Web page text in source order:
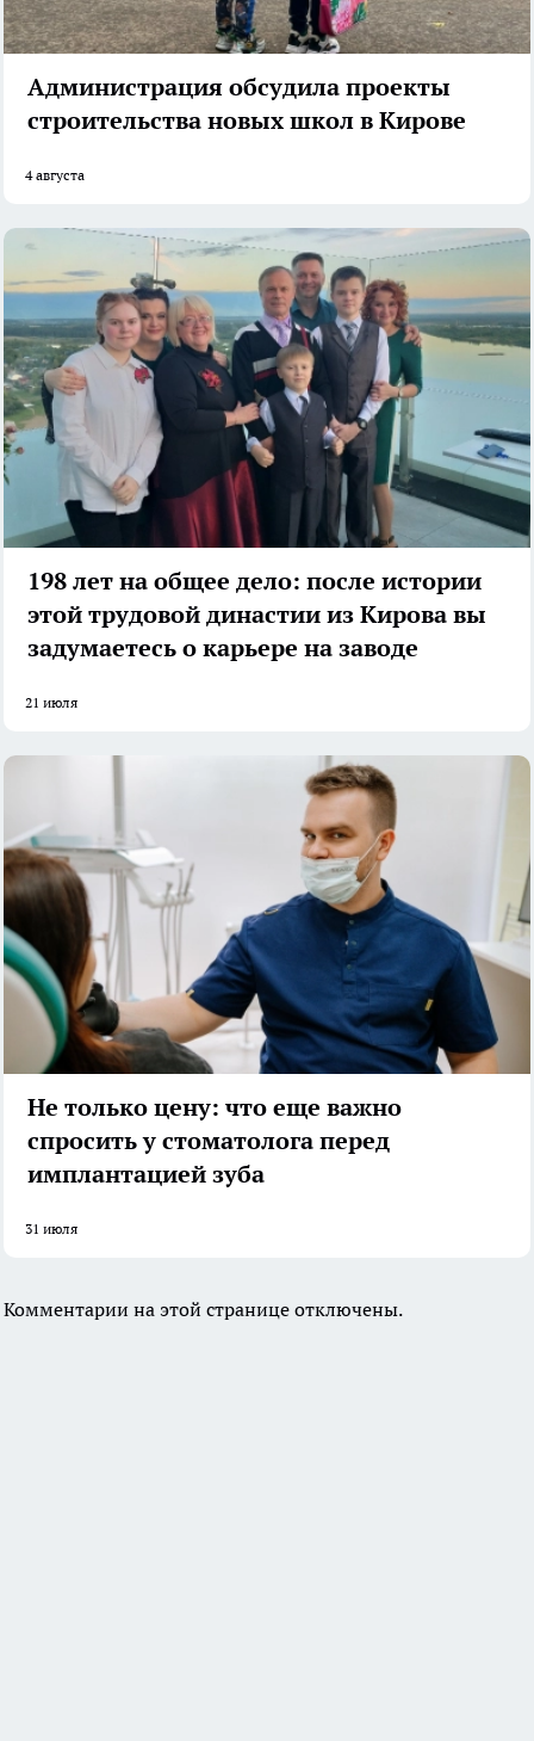
Администрация обсудила проекты
строительства новых школ в Кирове
4 августа
198 лет на общее дело: после истории
этой трудовой династии из Кирова вы
задумаетесь о карьере на заводе
21 июля
Не только цену: что еще важно
спросить у стоматолога перед
имплантацией зуба
31 июля
Комментарии на этой странице отключены.